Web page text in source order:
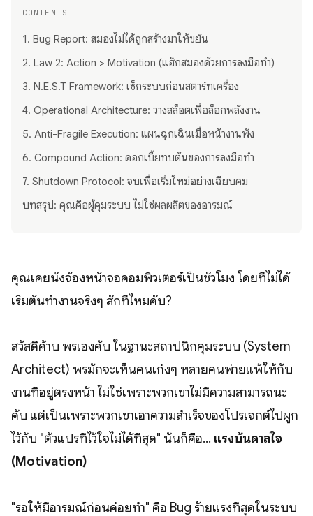
CONTENTS
1. Bug Report: สมองไม่ได้ถูกสร้างมาให้ขยัน
2. Law 2: Action > Motivation (แฮ็กสมองด้วยการลงมือทำ)
3. N.E.S.T Framework: เช็กระบบก่อนสตาร์ทเครื่อง
4. Operational Architecture: วางสล็อตเพื่อล็อกพลังงาน
5. Anti-Fragile Execution: แผนฉุกเฉินเมื่อหน้างานพัง
6. Compound Action: ดอกเบี้ยทบต้นของการลงมือทำ
7. Shutdown Protocol: จบเพื่อเริ่มใหม่อย่างเฉียบคม
บทสรุป: คุณคือผู้คุมระบบ ไม่ใช่ผลผลิตของอารมณ์
คุณเคยนั่งจ้องหน้าจอคอมพิวเตอร์เป็นชั่วโมง โดยที่ไม่ได้
เริ่มต้นทำงานจริงๆ สักทีไหมคับ?
สวัสดีค้าบ พรเองคับ ในฐานะสถาปนิกคุมระบบ (System
Architect) พรมักจะเห็นคนเก่งๆ หลายคนพ่ายแพ้ให้กับ
งานที่อยู่ตรงหน้า ไม่ใช่เพราะพวกเขาไม่มีความสามารถนะ
คับ แต่เป็นเพราะพวกเขาเอาความสำเร็จของโปรเจกต์ไปผูก
ไว้กับ "ตัวแปรที่ไว้ใจไม่ได้ที่สุด" นั่นก็คือ... แรงบันดาลใจ
(Motivation)
"รอให้มีอารมณ์ก่อนค่อยทำ" คือ Bug ร้ายแรงที่สุดในระบบ